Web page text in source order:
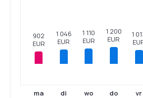
902
EUR
ma
1 046
EUR
di
1 110
EUR
wo
1 200
EUR
do
1
vr